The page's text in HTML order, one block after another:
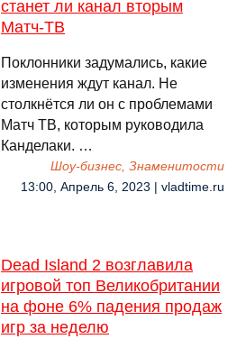
станет ли канал вторым
Матч-ТВ
Поклонники задумались, какие
изменения ждут канал. Не
столкнётся ли он с проблемами
Матч ТВ, которым руководила
Канделаки. …
Шоу-бизнес, Знаменитости
13:00, Апрель 6, 2023 | vladtime.ru
Dead Island 2 возглавила
игровой топ Великобритании
на фоне 6% падения продаж
игр за неделю